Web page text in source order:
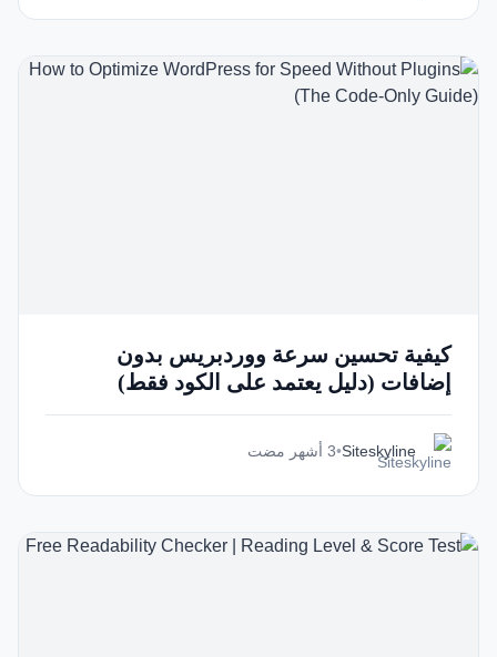
كيفية تحسين سرعة ووردبريس بدون
إضافات (دليل يعتمد على الكود فقط)
Siteskyline
•3 أشهر مضت